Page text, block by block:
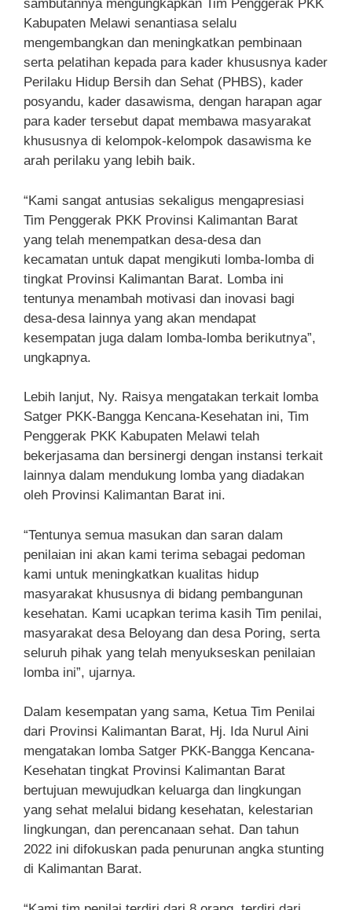
sambutannya mengungkapkan Tim Penggerak PKK
Kabupaten Melawi senantiasa selalu
mengembangkan dan meningkatkan pembinaan
serta pelatihan kepada para kader khususnya kader
Perilaku Hidup Bersih dan Sehat (PHBS), kader
posyandu, kader dasawisma, dengan harapan agar
para kader tersebut dapat membawa masyarakat
khususnya di kelompok-kelompok dasawisma ke
arah perilaku yang lebih baik.
“Kami sangat antusias sekaligus mengapresiasi
Tim Penggerak PKK Provinsi Kalimantan Barat
yang telah menempatkan desa-desa dan
kecamatan untuk dapat mengikuti lomba-lomba di
tingkat Provinsi Kalimantan Barat. Lomba ini
tentunya menambah motivasi dan inovasi bagi
desa-desa lainnya yang akan mendapat
kesempatan juga dalam lomba-lomba berikutnya”,
ungkapnya.
Lebih lanjut, Ny. Raisya mengatakan terkait lomba
Satger PKK-Bangga Kencana-Kesehatan ini, Tim
Penggerak PKK Kabupaten Melawi telah
bekerjasama dan bersinergi dengan instansi terkait
lainnya dalam mendukung lomba yang diadakan
oleh Provinsi Kalimantan Barat ini.
“Tentunya semua masukan dan saran dalam
penilaian ini akan kami terima sebagai pedoman
kami untuk meningkatkan kualitas hidup
masyarakat khususnya di bidang pembangunan
kesehatan. Kami ucapkan terima kasih Tim penilai,
masyarakat desa Beloyang dan desa Poring, serta
seluruh pihak yang telah menyukseskan penilaian
lomba ini”, ujarnya.
Dalam kesempatan yang sama, Ketua Tim Penilai
dari Provinsi Kalimantan Barat, Hj. Ida Nurul Aini
mengatakan lomba Satger PKK-Bangga Kencana-
Kesehatan tingkat Provinsi Kalimantan Barat
bertujuan mewujudkan keluarga dan lingkungan
yang sehat melalui bidang kesehatan, kelestarian
lingkungan, dan perencanaan sehat. Dan tahun
2022 ini difokuskan pada penurunan angka stunting
di Kalimantan Barat.